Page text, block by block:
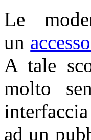
Le
un
A tale
molto
ad un